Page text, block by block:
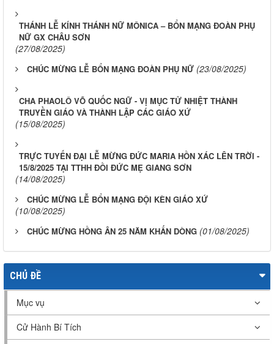
THÁNH LỄ KÍNH THÁNH NỮ MÔNICA – BỔN MẠNG ĐOÀN PHỤ
NỮ GX CHÂU SƠN
(27/08/2025)
CHÚC MỪNG LỄ BỔN MẠNG ĐOÀN PHỤ NỮ (23/08/2025)
CHA PHAOLÔ VÕ QUỐC NGỮ - VỊ MỤC TỬ NHIỆT THÀNH
TRUYỀN GIÁO VÀ THÀNH LẬP CÁC GIÁO XỨ
(15/08/2025)
TRỰC TUYẾN ĐẠI LỄ MỪNG ĐỨC MARIA HỒN XÁC LÊN TRỜI -
15/8/2025 TẠI TTHH ĐỒI ĐỨC MẸ GIANG SƠN
(14/08/2025)
CHÚC MỪNG LỄ BỔN MẠNG ĐỘI KÈN GIÁO XỨ
(10/08/2025)
CHÚC MỪNG HỒNG ÂN 25 NĂM KHẤN DÒNG (01/08/2025)
CHỦ ĐỀ
Mục vụ
Cử Hành Bí Tích